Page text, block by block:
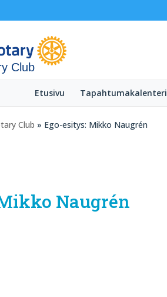
Club
Etusivu Tapahtumakalenteri
Club » Ego-esitys: Mikko Naugrén
Naugrén